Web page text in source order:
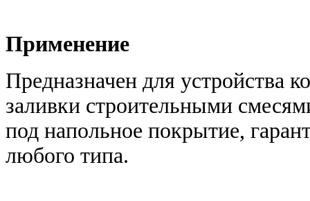
Применение
Предназначен для устройства
заливки строительными
под напольное покрытие,
любого типа.